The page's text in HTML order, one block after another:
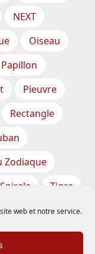
web et notre service.
NEXT
Oiseau
Papillon
Pieuvre
Rectangle
Zodiaque
Spirale
Tigre
Étoile